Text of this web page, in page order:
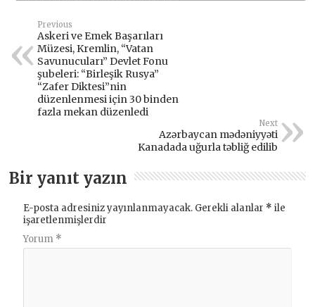
Previous
Askeri ve Emek Başarıları
Müzesi, Kremlin, “Vatan
Savunucuları” Devlet Fonu
şubeleri: “Birleşik Rusya”
“Zafer Diktesi”nin
düzenlenmesi için 30 binden
fazla mekan düzenledi
Next
Azərbaycan mədəniyyəti
Kanadada uğurla təbliğ edilib
Bir yanıt yazın
E-posta adresiniz yayınlanmayacak. Gerekli alanlar * ile
işaretlenmişlerdir
Yorum *